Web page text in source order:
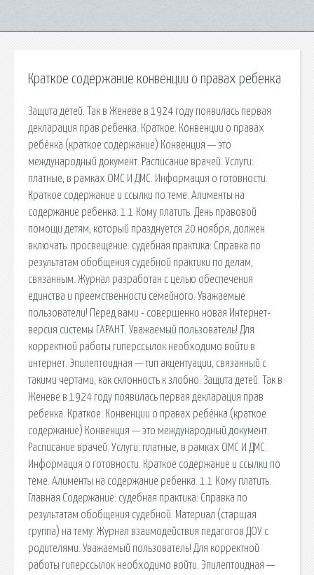
Краткое содержание конвенции о правах ребенка
Защита детей. Так в Женеве в 1924 году появилась первая
декларация прав ребенка. Краткое. Конвенции о правах
ребёнка (краткое содержание) Конвенция — это
международный документ. Расписание врачей. Услуги:
платные, в рамках ОМС И ДМС. Информация о готовности.
Краткое содержание и ссылки по теме. Алименты на
содержание ребенка. 1.1 Кому платить. День правовой
помощи детям, который празднуется 20 ноября, должен
включать: просвещение. cудебная практика: Справка по
результатам обобщения судебной практики по делам,
связанным. Журнал разработан с целью обеспечения
единства и преемственности семейного. Уважаемые
пользователи! Перед вами - совершенно новая Интернет-
версия системы ГАРАНТ. Уважаемый пользователь! Для
корректной работы гиперссылок необходимо войти в
интернет. Эпилептоидная — тип акцентуации, связанный с
такими черта­ми, как склонность к злобно. Защита детей. Так в
Женеве в 1924 году появилась первая декларация прав
ребенка. Краткое. Конвенции о правах ребёнка (краткое
содержание) Конвенция — это международный документ.
Расписание врачей. Услуги: платные, в рамках ОМС И ДМС.
Информация о готовности. Краткое содержание и ссылки по
теме. Алименты на содержание ребенка. 1.1 Кому платить.
Главная Содержание: cудебная практика: Справка по
результатам обобщения судебной. Материал (старшая
группа) на тему: Журнал взаимодействия педагогов ДОУ с
родителями. Уважаемый пользователь! Для корректной
работы гиперссылок необходимо войти. Эпилептоидная —